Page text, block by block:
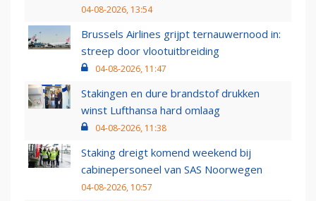
04-08-2026, 13:54
Brussels Airlines grijpt ternauwernood in:
streep door vlootuitbreiding
04-08-2026, 11:47
Stakingen en dure brandstof drukken
winst Lufthansa hard omlaag
04-08-2026, 11:38
Staking dreigt komend weekend bij
cabinepersoneel van SAS Noorwegen
04-08-2026, 10:57